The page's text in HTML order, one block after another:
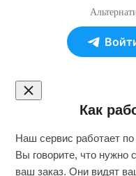
Как
Наш сервис работает по
Вы говорите, что нужно
ваш заказ. Они видят